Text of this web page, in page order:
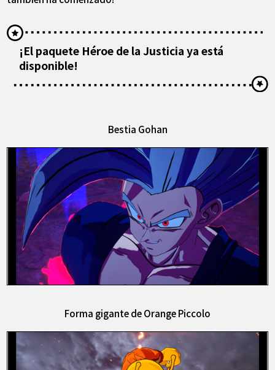
¡El paquete Héroe de la Justicia ya está
disponible!
Bestia Gohan
Forma gigante de Orange Piccolo